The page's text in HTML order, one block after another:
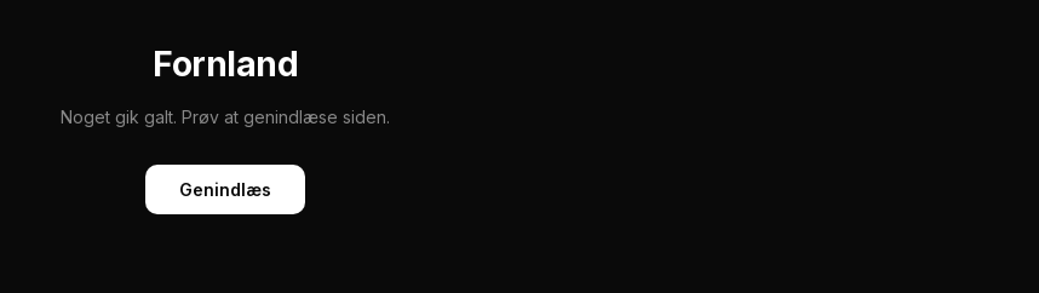
Fornland
Noget gik galt. Prøv at genindlæse siden.
Genindlæs